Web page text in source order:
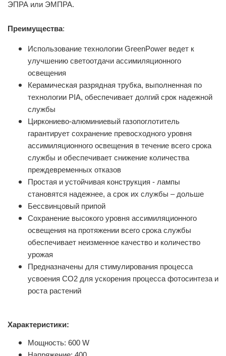
ЭПРА или ЭМПРА.
Преимущества:
Использование технологии GreenPower ведет к
улучшению светоотдачи ассимиляционного
освещения
Керамическая разрядная трубка, выполненная по
технологии PIA, обеспечивает долгий срок надежной
службы
Циркониево-алюминиевый газопоглотитель
гарантирует сохранение превосходного уровня
ассимиляционного освещения в течение всего срока
службы и обеспечивает снижение количества
преждевременных отказов
Простая и устойчивая конструкция - лампы
становятся надежнее, а срок их службы – дольше
Бессвинцовый припой
Сохранение высокого уровня ассимиляционного
освещения на протяжении всего срока службы
обеспечивает неизменное качество и количество
урожая
Предназначены для стимулирования процесса
усвоения CO2 для ускорения процесса фотосинтеза и
роста растений
Характеристики:
Мощность: 600 W